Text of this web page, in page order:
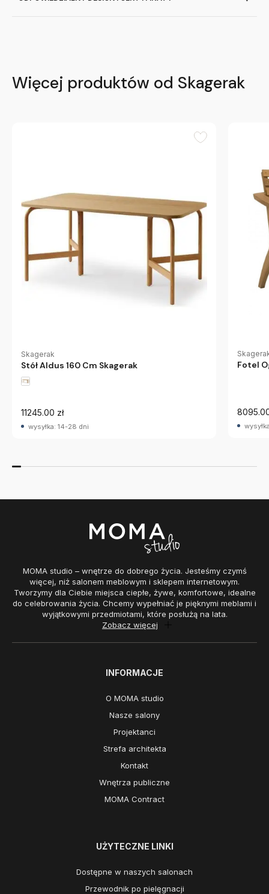
Więcej produktów od Skagerak
Skagerak
Stół Aldus 160 Cm Skagerak
11245.00 zł
wysyłka: 14-28 dni
Fotel
MOMA studio – wnętrze do dobrego życia. Jesteśmy czymś
więcej, niż salonem meblowym i sklepem internetowym.
Tworzymy dla Ciebie miejsca ciepłe, żywe, komfortowe, idealne
do celebrowania życia. Chcemy wypełniać je pięknymi meblami i
wyjątkowymi przedmiotami, które posłużą na lata.
Zobacz więcej
INFORMACJE
O MOMA studio
Nasze salony
Projektanci
Strefa architekta
Kontakt
Wnętrza publiczne
MOMA Contract
UŻYTECZNE LINKI
Dostępne w naszych salonach
Przewodnik po pielęgnacji